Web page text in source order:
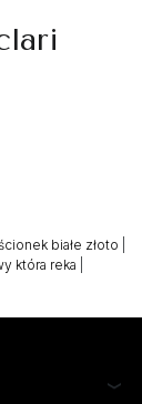
białe złoto
która reka